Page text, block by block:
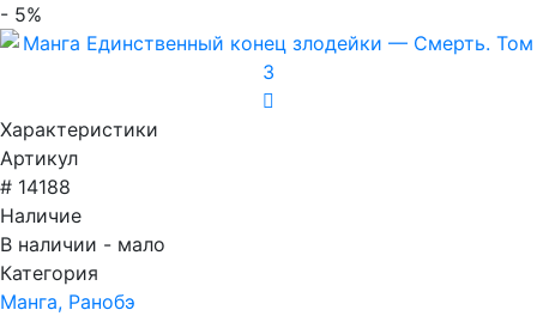
- 5%
Характеристики
Артикул
# 14188
Наличие
В наличии - мало
Категория
Манга, Ранобэ